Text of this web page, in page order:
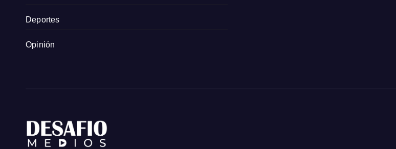
Deportes
Opinión